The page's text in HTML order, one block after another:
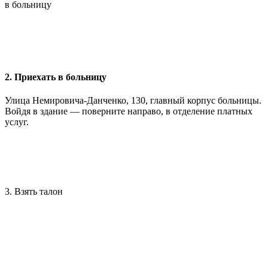
в больницу
2. Приехать в больницу
Улица Немировича-Данченко, 130, главный корпус больницы.
Войдя в здание — поверните направо, в отделение платных
услуг.
3. Взять талон